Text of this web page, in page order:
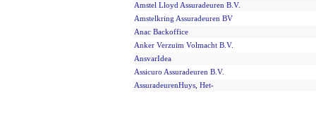
Amstel Lloyd Assuradeuren B.V.
Amstelkring Assuradeuren BV
Anac Backoffice
Anker Verzuim Volmacht B.V.
AnsvarIdea
Assicuro Assuradeuren B.V.
AssuradeurenHuys, Het-